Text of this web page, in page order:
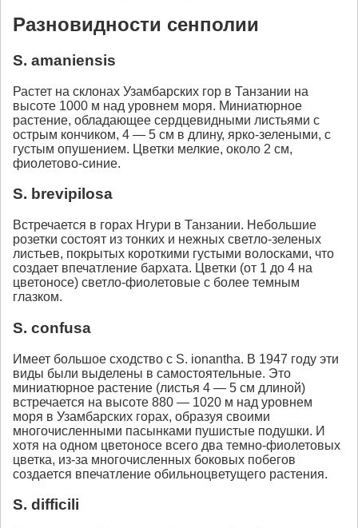
Разновидности сенполии
S. amaniensis
Растет на склонах Узамбарских гор в Танзании на
высоте 1000 м над уровнем моря. Миниатюрное
растение, обладающее сердцевидными листьями с
острым кончиком, 4 — 5 см в длину, ярко-зелеными, с
густым опушением. Цветки мелкие, около 2 см,
фиолетово-синие.
S. brevipilosa
Встречается в горах Нгури в Танзании. Небольшие
розетки состоят из тонких и нежных светло-зеленых
листьев, покрытых короткими густыми волосками, что
создает впечатление бархата. Цветки (от 1 до 4 на
цветоносе) светло-фиолетовые с более темным
глазком.
S. confusa
Имеет большое сходство с S. ionantha. В 1947 году эти
виды были выделены в самостоятельные. Это
миниатюрное растение (листья 4 — 5 см длиной)
встречается на высоте 880 — 1020 м над уровнем
моря в Узамбарских горах, образуя своими
многочисленными пасынками пушистые подушки. И
хотя на одном цветоносе всего два темно-фиолетовых
цветка, из-за многочисленных боковых побегов
создается впечатление обильноцветущего растения.
S. difficili